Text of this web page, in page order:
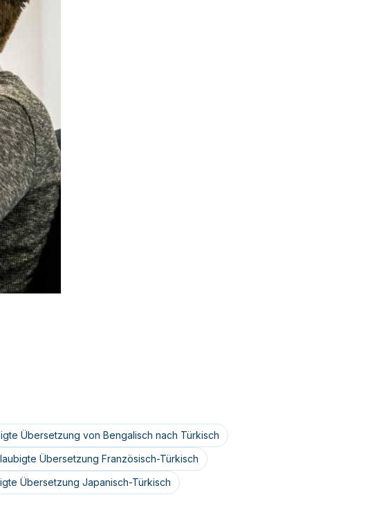
Übersetzung von Bengalisch nach Türkisch
Übersetzung Französisch-Türkisch
Übersetzung Japanisch-Türkisch